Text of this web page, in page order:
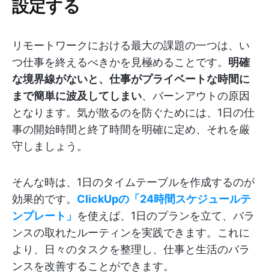
設定する
リモートワークにおける最大の課題の一つは、い
つ仕事を終えるべきかを見極めることです。 明確
な境界線がないと、仕事がプライベートな時間に
まで簡単に波及してしまい、バーンアウトの原因
となります。気が散るのを防ぐためには、1日の仕
事の開始時間と終了時間を明確に定め、それを厳
守しましょう。
そんな時は、1日のタイムテーブルを作成するのが
効果的です。 ClickUpの「24時間スケジュールテ
ンプレート」 を使えば、1日のプランを立て、バラ
ンスの取れたルーティンを実践できます。これに
より、日々のタスクを整理し、仕事と生活のバラ
ンスを改善することができます。